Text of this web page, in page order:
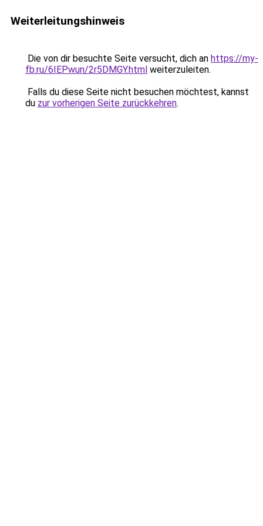
Weiterleitungshinweis
Die von dir besuchte Seite versucht, dich an https://my-
fb.ru/6IEPwun/2r5DMGY.html weiterzuleiten.
Falls du diese Seite nicht besuchen möchtest, kannst
du zur vorherigen Seite zurückkehren.